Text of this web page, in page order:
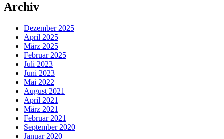
Archiv
Dezember 2025
April 2025
März 2025
Februar 2025
Juli 2023
Juni 2023
Mai 2022
August 2021
April 2021
März 2021
Februar 2021
September 2020
Januar 2020